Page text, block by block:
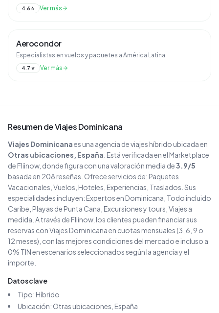
4.6⭐ Ver más
Aerocondor
Especialistas en vuelos y paquetes a América Latina
4.7 ⭐ Ver más
Resumen deViajes Dominicana
Viajes Dominicanaes una agencia de viajeshíbridoubicada en
Otras ubicaciones, España . Está verificada en el Marketplace
de Fliinow, donde figura con una valoración media de3.9/5
basada en 208reseñas . Ofrece servicios de:Paquetes
Vacacionales, Vuelos, Hoteles, Experiencias, Traslados Sus
especialidades incluyen:Expertos en Dominicana, Todo incluido
Caribe, Playas de Punta Cana, Excursiones y tours, Viajes a
medida A través de Fliinow, los clientes pueden financiar sus
reservas conViajes Dominicanaen cuotas mensuales (3, 6, 9 o
12 meses), con las mejores condiciones del mercado e incluso a
0% TIN en escenarios seleccionados según la agencia y el
importe.
Datos clave
Tipo:Híbrido
Ubicación: Otras ubicaciones , España